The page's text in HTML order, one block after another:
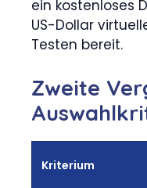
ein kostenloses
US-Dollar
Testen bereit.
Zweite
Kriterium